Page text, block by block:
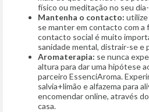
físico ou meditação no seu
Mantenha o contacto: utilize
se manter em contacto com a
contacto social é muito
sanidade mental, distrair-se e
Aromaterapia: se nunca
altura para dar uma hipótese
parceiro EssenciAroma.
salvia+limão e alfazema para
encomendar online, através do
casa.